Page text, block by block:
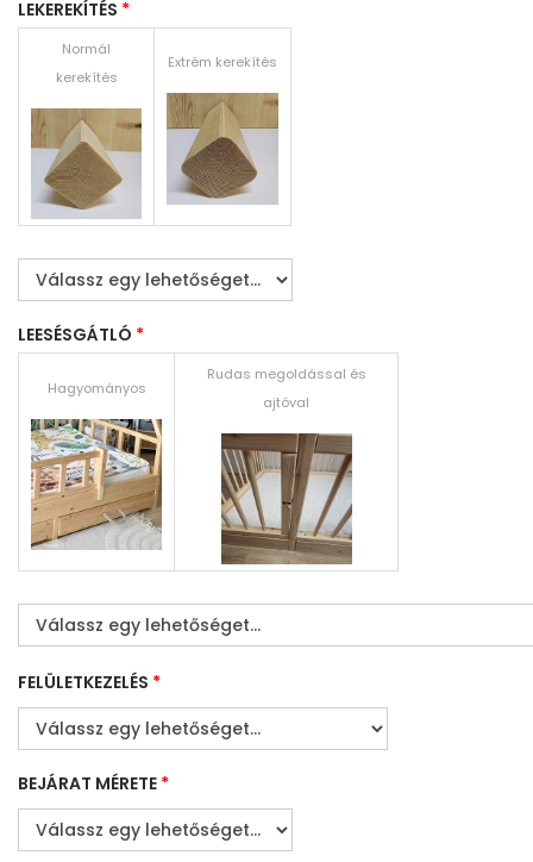
LEKEREKÍTÉS *
Normál
kerekítés
Extrém kerekítés
LEESÉSGÁTLÓ *
Hagyományos
Rudas megoldással és
ajtóval
FELÜLETKEZELÉS *
BEJÁRAT MÉRETE *